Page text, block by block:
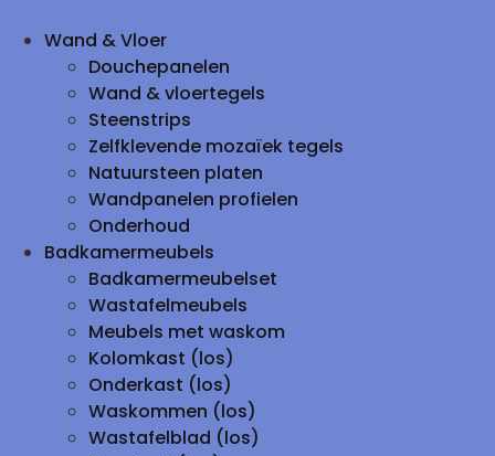
Wand & Vloer
Douchepanelen
Wand & vloertegels
Steenstrips
Zelfklevende mozaïek tegels
Natuursteen platen
Wandpanelen profielen
Onderhoud
Badkamermeubels
Badkamermeubelset
Wastafelmeubels
Meubels met waskom
Kolomkast (los)
Onderkast (los)
Waskommen (los)
Wastafelblad (los)